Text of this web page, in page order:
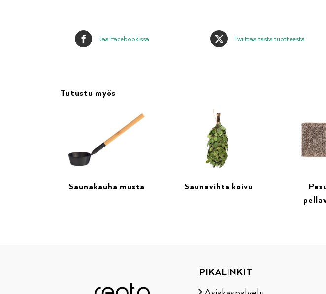
Jaa Facebookissa Twiittaa tästä tuotteesta
Tutustu myös
Saunakauha musta Saunavihta koivu
PIKALINKIT